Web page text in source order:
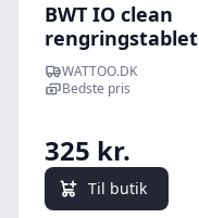
BWT IO clean
rengringstablet
til Perla, 4 stk
WATTOO.DK
Bedste pris
325 kr.
Til butik